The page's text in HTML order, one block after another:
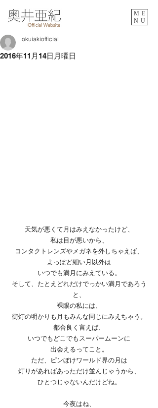
ME
NU
2016年11月14日月曜日
okuiakiofficial
天気が悪くて月はみえなかったけど、
私は目が悪いから、
コンタクトレンズやメガネを外しちゃえば、
よっぽど細い月以外は
いつでも満月にみえている。
そして、たとえどれだけでっかい満月であろう
と、
裸眼の私には、
街灯の明かりも月もみんな同じにみえちゃう。
都合良く言えば、
いつでもどこでもスーパームーンに
出会えるってこと。
ただ、ピンぼけワールド界の月は
灯りがあればあっただけ並んじゃうから、
ひとつじゃないんだけどね。
今夜はね、